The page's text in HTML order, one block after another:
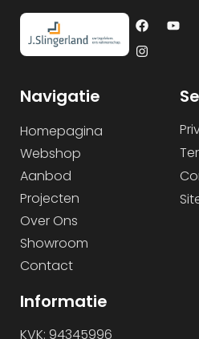
Navigatie
Homepagina
Webshop
Aanbod
Projecten
Over Ons
Showroom
Contact
Informatie
KVK: 94345996